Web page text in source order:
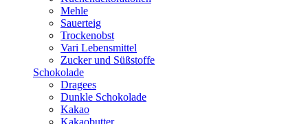
Mehle
Sauerteig
Trockenobst
Vari Lebensmittel
Zucker und Süßstoffe
Schokolade
Dragees
Dunkle Schokolade
Kakao
Kakaobutter